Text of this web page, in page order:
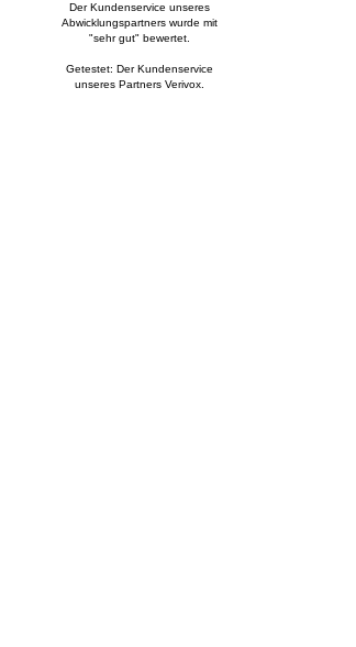
Der Kundenservice unseres
Abwicklungspartners wurde mit
"sehr gut" bewertet.
Getestet: Der Kundenservice
unseres Partners Verivox.